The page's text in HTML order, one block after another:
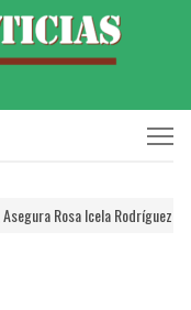
Rosa Icela Rodríguez a